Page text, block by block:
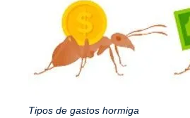
Tipos de gastos hormiga